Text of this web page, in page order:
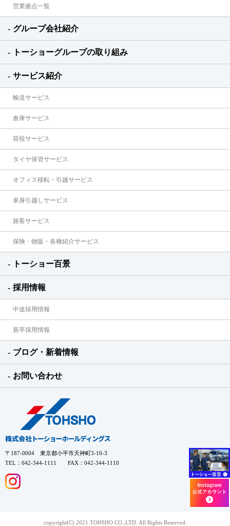
営業拠点一覧
グループ会社紹介
トーショーグループの取り組み
サービス紹介
輸送サービス
倉庫サービス
荷役サービス
タイヤ保管サービス
オフィス移転・引越サービス
単身引越しサービス
旅客サービス
保険・物販・各種紹介サービス
トーショー百景
採用情報
中途採用情報
新卒採用情報
ブログ・新着情報
お問い合わせ
〒187-0004 東京都小平市天神町3-10-3
TEL：042-344-1111 FAX：042-344-1110
copyright(C) 2021 TOHSHO CO.,LTD. All Rights Reserved.